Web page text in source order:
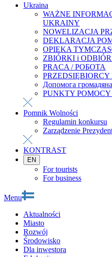
Ukraina
WAŻNE
UKRAINY
NOWELIZACJA
DEKLARACJA
OPIEKA
ZBIÓRKI i
PRACA / РОБОТА
Допомога
PUNKTY
Pomnik Wolności
Regulamin konkursu
Zarządzenie
KONTRAST
EN
For tourists
For business
Menu
Aktualności
Miasto
Rozwój
Środowisko
Dla inwestora